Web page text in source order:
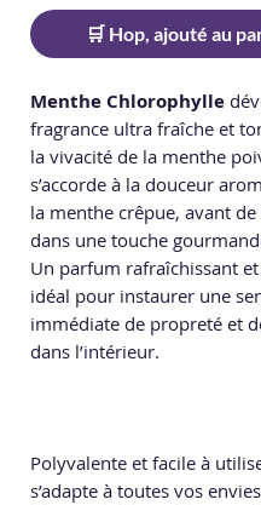
🛒 Hop, ajouté au
Menthe Chlorophylle
fragrance ultra fraîche et
la vivacité de la menthe
s’accorde à la douceur
la menthe crêpue, avant de
dans une touche
Un parfum rafraîchissant
idéal pour instaurer une
immédiate de propreté et
dans l’intérieur.
Polyvalente et facile à
s’adapte à toutes vos